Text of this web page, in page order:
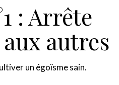
: Arrête
autres
un égoïsme sain.